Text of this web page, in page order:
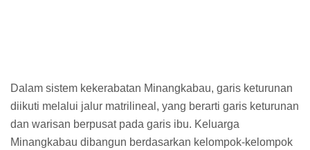
Dalam sistem kekerabatan Minangkabau, garis keturunan
diikuti melalui jalur matrilineal, yang berarti garis keturunan
dan warisan berpusat pada garis ibu. Keluarga
Minangkabau dibangun berdasarkan kelompok-kelompok